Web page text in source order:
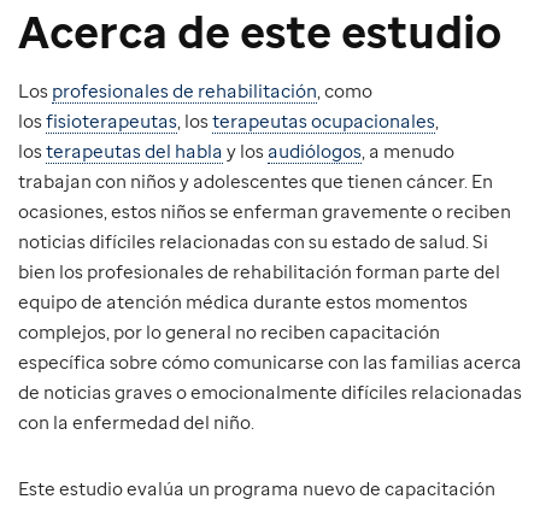
Acerca de este estudio
Los profesionales de rehabilitación, como
losfisioterapeutas, losterapeutas ocupacionales,
losterapeutas del habla y los audiólogos, a menudo
trabajan con niños y adolescentes que tienen cáncer. En
ocasiones, estos niños se enferman gravemente o reciben
noticias difíciles relacionadas con su estado de salud. Si
bien los profesionales de rehabilitación forman parte del
equipo de atención médica durante estos momentos
complejos, por lo general no reciben capacitación
específica sobre cómo comunicarse con las familias acerca
de noticias graves o emocionalmente difíciles relacionadas
con la enfermedad del niño.
Este estudio evalúa un programa nuevo de capacitación